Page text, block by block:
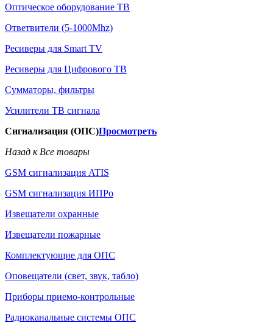
Оптическое оборудование ТВ
Ответвители (5-1000Mhz)
Ресиверы для Smart TV
Ресиверы для Цифрового ТВ
Сумматоры, фильтры
Усилители ТВ сигнала
Сигнализация (ОПС)Просмотреть
Назад к Все товары
GSM сигнализация ATIS
GSM сигнализация ИПРо
Извещатели охранные
Извещатели пожарные
Комплектующие для ОПС
Оповещатели (свет, звук, табло)
Приборы приемо-контрольные
Радиоканальные системы ОПС